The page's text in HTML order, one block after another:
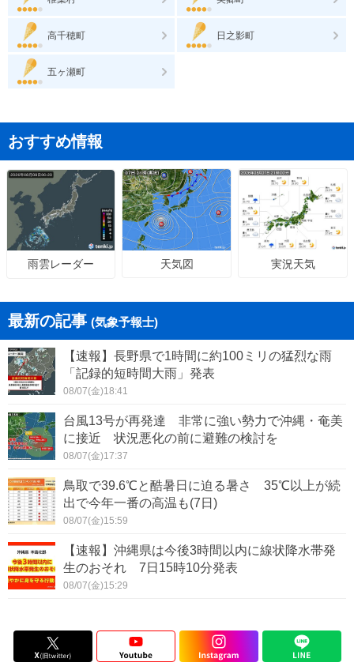
高千穂町 日之影町
五ヶ瀬町
おすすめ情報
雨雲レーダー 天気図 実況天気
最新の記事 (気象予報士)
【速報】長野県で1時間に約100ミリの猛烈な雨
「記録的短時間大雨」発表
08/07(金)18:41
台風13号が再発達 非常に強い勢力で沖縄・奄美
に接近 状況悪化の前に避難の検討を
08/07(金)17:37
鳥取で39.6℃と酷暑日に迫る暑さ 35℃以上が続
出で今年一番の高温も(7日)
08/07(金)15:59
【速報】沖縄県は今後3時間以内に線状降水帯発
生のおそれ 7日15時10分発表
08/07(金)15:29